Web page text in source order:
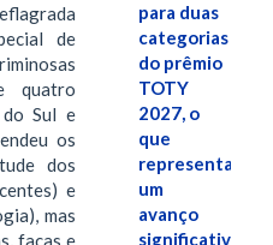
de
quatro
Sul e
os
dos
e
mas
facas e
para duas
categorias
do prêmio
TOTY
2027, o
que
representa
um
avanço
significativo